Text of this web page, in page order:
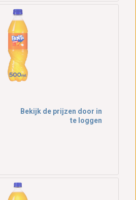
Bekijk de prijzen door in
te loggen